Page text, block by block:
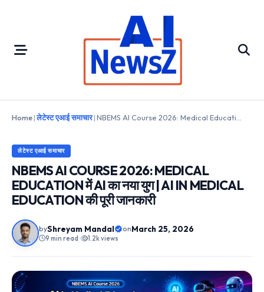
Home|लेटेस्ट एआई समाचार|
लेटेस्ट एआई समाचार
NBEMS AI COURSE 2026: MEDICAL
EDUCATION में AI का नया युग | AI IN MEDICAL
EDUCATION की पूरी जानकारी
byShreyam Mandal onMarch 25, 2026
9 min read • 1.2k views